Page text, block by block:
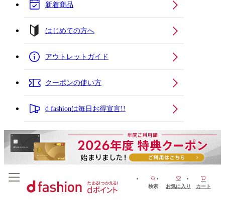
新着商品
はじめての方へ
アウトレットガイド
クーポンの使い方
d fashionは毎日お得宣言!!
検索 お気に入り カート